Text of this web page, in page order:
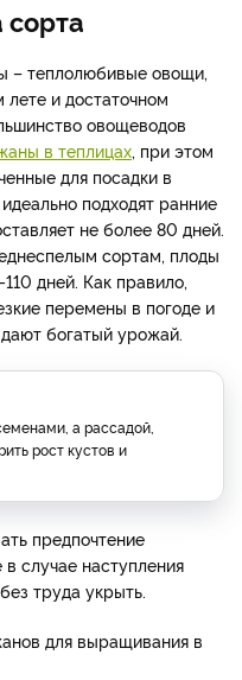
– теплолюбивые овощи,
и достаточном
овощеводов
в теплицах , при этом
для посадки в
подходят ранние
не более 80 дней.
сортам, плоды
дней. Как правило,
перемены в погоде и
богатый урожай.
а рассадой,
рост кустов и
предпочтение
случае наступления
труда укрыть.
для выращивания в